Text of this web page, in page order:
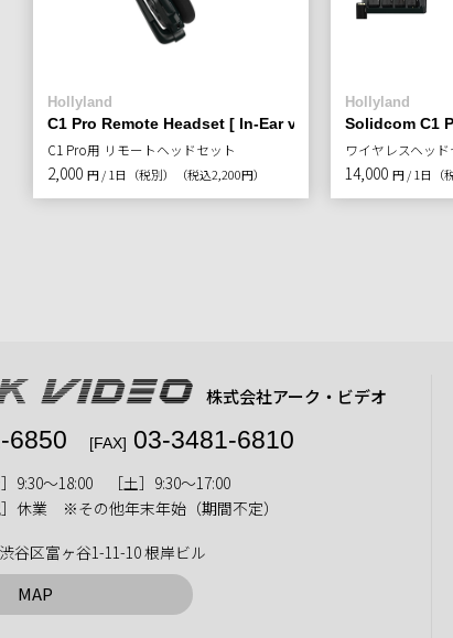
Hollyland
C1 Pro Remote Headset [ In-Ear version ]
C1 Pro用 リモートヘッドセット
2,000 円 / 1日（税別） （税込2,200円）
Hollyland
Solidcom C1
ワイヤレスヘッ
14,000 円 / 1日（
株式会社アーク・ビデオ
6850 [FAX] 03-3481-6810
］9:30〜18:00 ［土］9:30〜17:00
］休業 ※その他年末年始（期間不定）
谷区富ヶ谷1-11-10 根岸ビル
MAP